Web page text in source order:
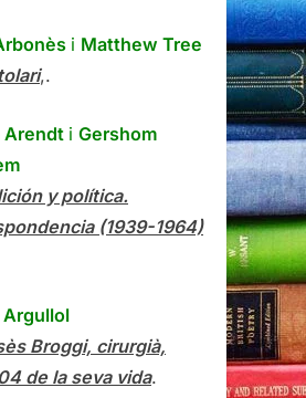
i Matthew Tree
,.
Arendt i Gershom
y política.
(1939-1964)
Argullol
Broggi, cirurgià,
de la seva vida.